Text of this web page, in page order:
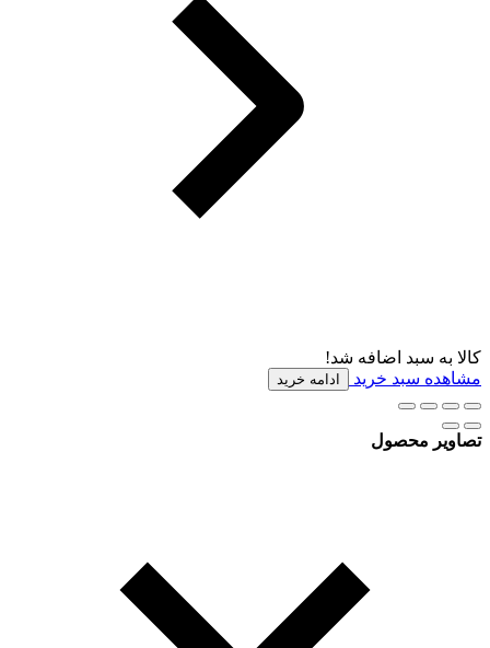
کالا به سبد اضافه شد!
مشاهده سبد خرید
ادامه خرید
تصاویر محصول